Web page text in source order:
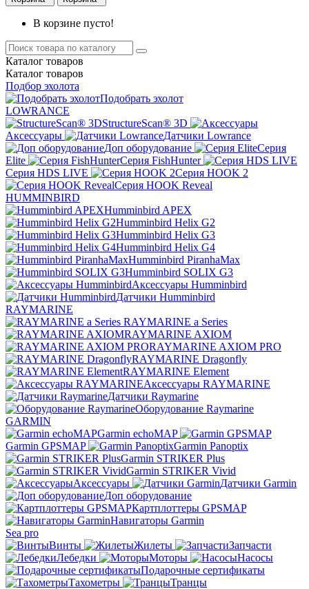
В корзине пусто!
Каталог товаров
Каталог товаров
Подбор эхолота
Подобрать эхолот
LOWRANCE
StructureScan® 3D
Аксессуары
Датчики Lowrance
Доп оборудование
Серия
Elite
Серия FishHunter
Серия HDS LIVE
Серия HOOK 2
Серия HOOK Reveal
HUMMINBIRD
Humminbird APEX
Humminbird Helix G2
Humminbird Helix G3
Humminbird Helix G4
Humminbird PiranhaMax
Humminbird SOLIX G3
Аксессуары Humminbird
Датчики Humminbird
RAYMARINE
RAYMARINE a Series
RAYMARINE AXIOM
RAYMARINE AXIOM PRO
RAYMARINE Dragonfly
RAYMARINE Element
Аксессуары RAYMARINE
Датчики Raymarine
Оборудование Raymarine
GARMIN
Garmin echoMAP
Garmin GPSMAP
Garmin Panoptix
Garmin STRIKER Plus
Garmin STRIKER Vivid
Аксессуары
Датчики Garmin
Доп оборудование
Картплоттеры GPSMAP
Навигаторы Garmin
Sea pro
Винты
Жилеты
Запчасти
Лебедки
Моторы
Насосы
Подарочные сертификаты
Тахометры
Транцы